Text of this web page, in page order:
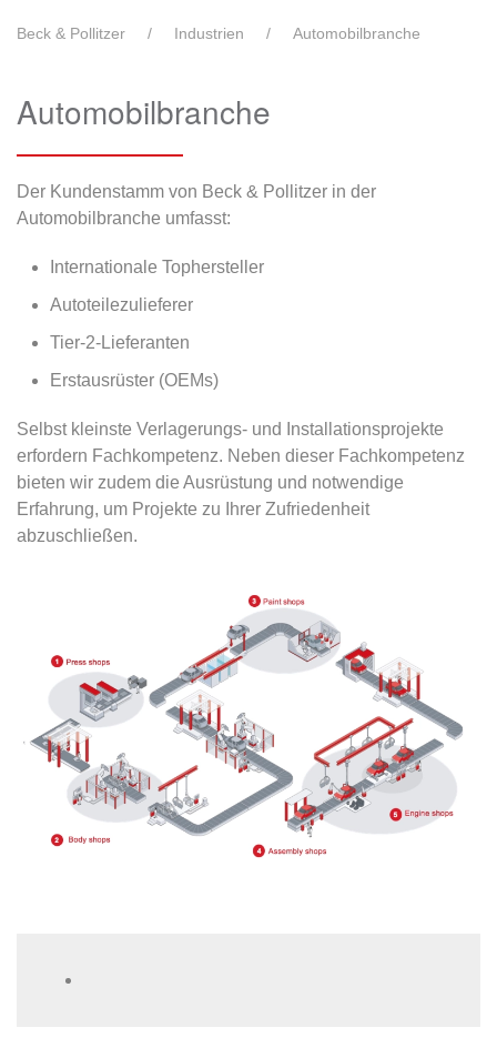
Beck & Pollitzer Industrien Automobilbranche
Automobilbranche
Der Kundenstamm von Beck & Pollitzer in der
Automobilbranche umfasst:
Internationale Tophersteller
Autoteilezulieferer
Tier-2-Lieferanten
Erstausrüster (OEMs)
Selbst kleinste Verlagerungs- und Installationsprojekte
erfordern Fachkompetenz. Neben dieser Fachkompetenz
bieten wir zudem die Ausrüstung und notwendige
Erfahrung, um Projekte zu Ihrer Zufriedenheit
abzuschließen.